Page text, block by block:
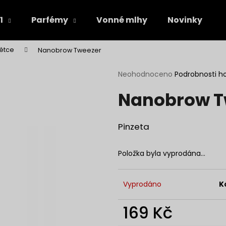
Parfémy Vonné mlhy Novinky
Nanobrow Tweezer
Průměrné
produktu
je
z
5
Neohodnoceno Podrobnosti
Nanobrow
Pinzeta
Položka byla vyprodána…
Vyprodáno
169 Kč
Co potřebujete najít?
HLEDAT